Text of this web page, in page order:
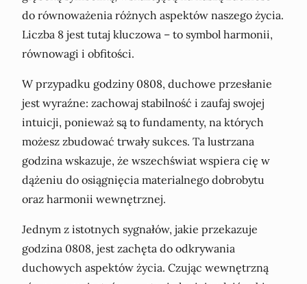
do równoważenia różnych aspektów naszego życia.
Liczba 8 jest tutaj kluczowa – to symbol harmonii,
równowagi i obfitości.
W przypadku godziny 0808, duchowe przesłanie
jest wyraźne: zachowaj stabilność i zaufaj swojej
intuicji, ponieważ są to fundamenty, na których
możesz zbudować trwały sukces. Ta lustrzana
godzina wskazuje, że wszechświat wspiera cię w
dążeniu do osiągnięcia materialnego dobrobytu
oraz harmonii wewnętrznej.
Jednym z istotnych sygnałów, jakie przekazuje
godzina 0808, jest zachęta do odkrywania
duchowych aspektów życia. Czując wewnętrzną